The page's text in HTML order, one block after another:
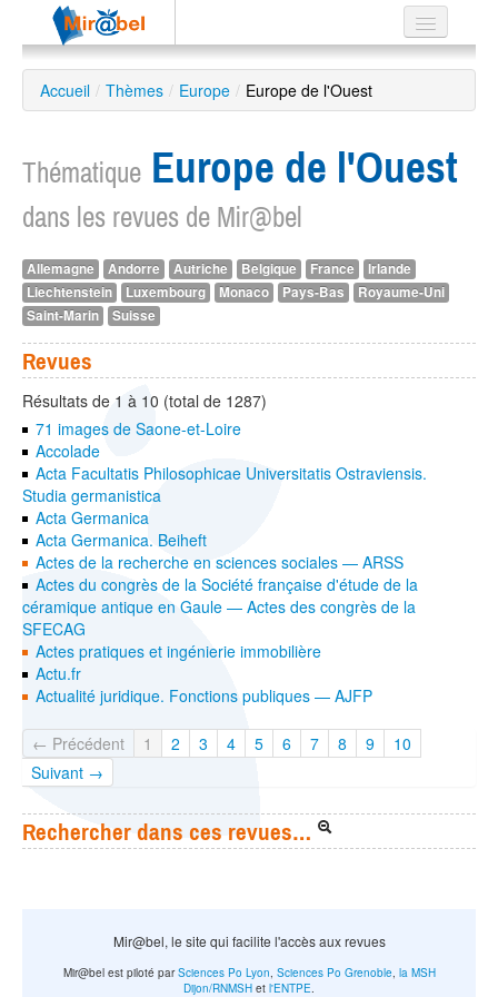
Le réseau
Soutien
Recherche
avancée
EN
ES
?
Accueil / Thèmes / Europe / Europe de l'Ouest
Thématique Europe de l'Ouest
dans les revues de Mir@bel
Allemagne Andorre Autriche Belgique France
Irlande
Liechtenstein
Luxembourg Monaco Pays-Bas
Royaume-Uni
Saint-Marin
Suisse
Revues
Résultats de 1 à 10 (total de 1287)
71 images de Saone-et-Loire
Accolade
Acta Facultatis Philosophicae Universitatis Ostraviensis.
Studia germanistica
Acta Germanica
Acta Germanica. Beiheft
Actes de la recherche en sciences sociales — ARSS
Actes du congrès de la Société française d'étude de la
céramique antique en Gaule — Actes des congrès de la
SFECAG
Actes pratiques et ingénierie immobilière
Actu.fr
Actualité juridique. Fonctions publiques — AJFP
← Précédent 1 2 3 4 5 6 7 8 9
10
Suivant →
Rechercher dans ces revues…
Mir@bel, le site qui facilite l'accès aux revues
Mir@bel est piloté parSciences Po Lyon Sciences Po Grenoble, la MSH
Dijon/RNMSH et l'ENTPE